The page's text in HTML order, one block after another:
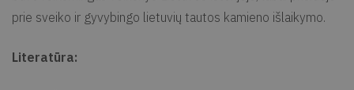
prie sveiko ir gyvybingo lietuvių tautos kamieno išlaikymo.
Literatūra: